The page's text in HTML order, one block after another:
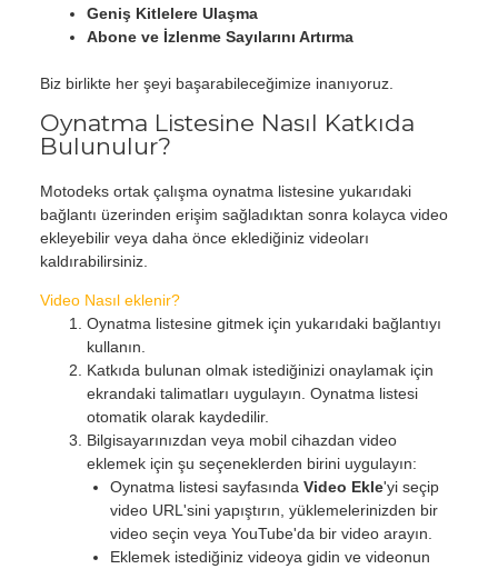
Geniş Kitlelere Ulaşma
Abone ve İzlenme Sayılarını Artırma
Biz birlikte her şeyi başarabileceğimize inanıyoruz.
Oynatma Listesine Nasıl Katkıda
Bulunulur?
Motodeks ortak çalışma oynatma listesine yukarıdaki
bağlantı üzerinden erişim sağladıktan sonra kolayca video
ekleyebilir veya daha önce eklediğiniz videoları
kaldırabilirsiniz.
Video Nasıl eklenir?
Oynatma listesine gitmek için yukarıdaki bağlantıyı
kullanın.
Katkıda bulunan olmak istediğinizi onaylamak için
ekrandaki talimatları uygulayın. Oynatma listesi
otomatik olarak kaydedilir.
Bilgisayarınızdan veya mobil cihazdan video
eklemek için şu seçeneklerden birini uygulayın:
Oynatma listesi sayfasında Video Ekle'yi seçip
video URL'sini yapıştırın, yüklemelerinizden bir
video seçin veya YouTube'da bir video arayın.
Eklemek istediğiniz videoya gidin ve videonun